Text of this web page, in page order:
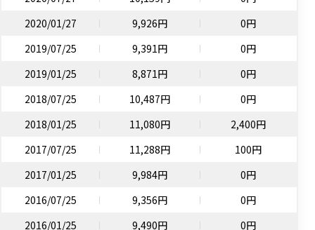
2020/01/27
9,926円
0円
2019/07/25
9,391円
0円
2019/01/25
8,871円
0円
2018/07/25
10,487円
0円
2018/01/25
11,080円
2,400円
2017/07/25
11,288円
100円
2017/01/25
9,984円
0円
2016/07/25
9,356円
0円
2016/01/25
9,490円
0円